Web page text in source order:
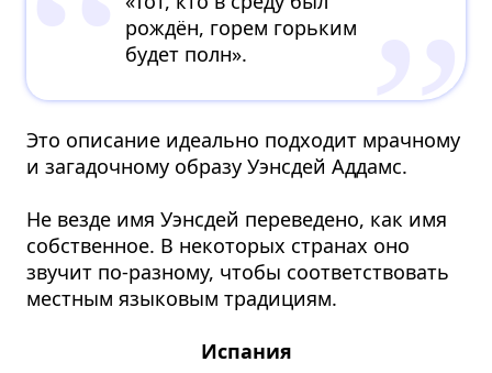
рождён, горем горьким
будет полн».
Это описание идеально подходит мрачному
и загадочному образу Уэнсдей Аддамс.
Не везде имя Уэнсдей переведено, как имя
собственное. В некоторых странах оно
звучит по-разному, чтобы соответствовать
местным языковым традициям.
Испания